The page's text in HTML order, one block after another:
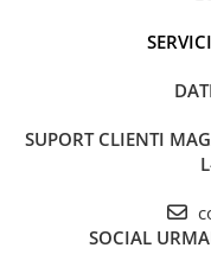
Camera Endoscop
Echipamente
Huse volan
SUPORT CLIENTI
SOCIAL